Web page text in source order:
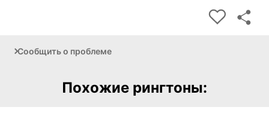
Сообщить о проблеме
Похожие рингтоны: